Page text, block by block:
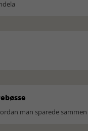
man sparede sammen